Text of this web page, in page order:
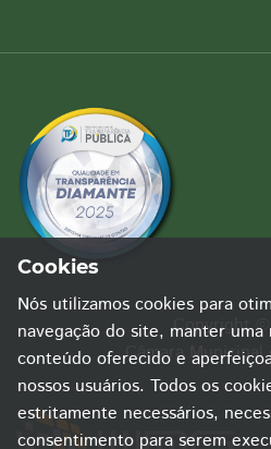
Copyright
Câmara Municipal
Cookies
Nós utilizamos cookies para
navegação do site, manter
conteúdo oferecido e
nossos usuários. Todos os
estritamente necessários,
consentimento para serem